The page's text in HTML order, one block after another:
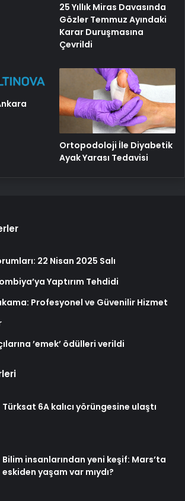
25 Yıllık Miras Davasında
Gözler Temmuz Ayındaki
Karar Duruşmasına
Çevrildi
Ortopodoloji İle Diyabetik
Ayak Yarası Tedavisi
22 Nisan 2025 Salı
Yaptırım Tehdidi
Profesyonel ve Güvenilir Hizmet
’emek’ ödülleri verildi
Türksat 6A kalıcı yörüngesine ulaştı
Bilim insanlarından yeni keşif: Mars’ta
eskiden yaşam var mıydı?